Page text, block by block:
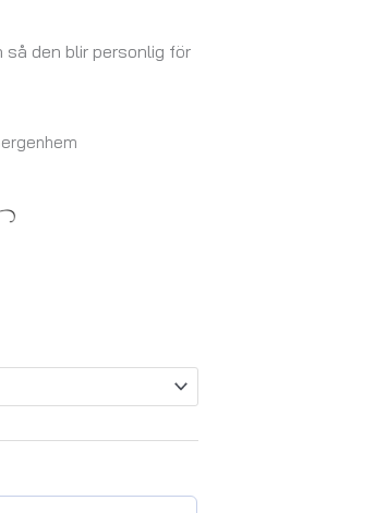
den blir personlig för